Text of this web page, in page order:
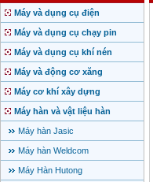
Máy và dụng cụ điện
Máy và dụng cụ chạy pin
Máy và dụng cụ khí nén
Máy và động cơ xăng
Máy cơ khí xây dựng
Máy hàn và vật liệu hàn
Máy hàn Jasic
Máy hàn Weldcom
Máy Hàn Hutong